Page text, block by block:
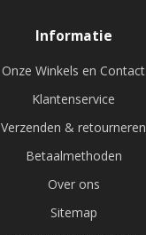
Informatie
Onze Winkels en Contact
Klantenservice
Verzenden & retourneren
Betaalmethoden
Over ons
Sitemap